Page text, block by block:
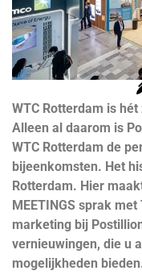
WTC Rotterdam is
Alleen al daarom is
WTC Rotterdam de
bijeenkomsten. Het
Rotterdam. Hier
MEETINGS sprak
marketing bij
vernieuwingen, die u
mogelijkheden